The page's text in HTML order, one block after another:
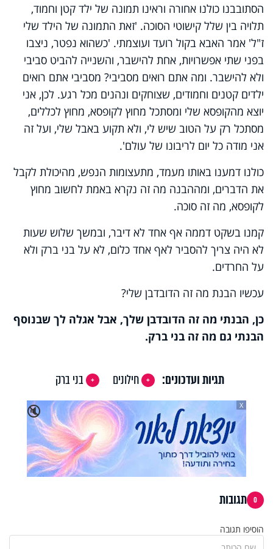
הסתובבנו כולנו אחורה וראינו תמונה של ילד קטן וחמוד,
תלויה בין שלל קישוטי הסוכה. 'זאת התמונה של הילד שלי
ז"ל' אמר האבא בקול רועד ועוצמתי. 'כשהוא נפטר, ניצבו
בפני שתי אפשרויות, אחת להישבר, והשנייה להביט סביבי
ולא להישבר. ומה אתם רואים מסביבי? מסביבי אתם רואים
ילדים קטנים וחמודים, שצוחקים ונהנים מכל רגע. לכן, אני
יוצא מהקופסא שלי ומסתכל מחוץ לקופסא, מחוץ לכללים,
מסתכל רק על הטוב שיש לי, ולא תקוע באבל שלי, ועל זה
אני מודה כל יום לריבונו של עולם'.
כולנו דמענו באותו מעמד, מתעצומות הנפש, מהיכולת לקבל
את הדברים, ומההבנה מה זה נקרא באמת לחשוב מחוץ
לקופסא, מה זה סוכה.
קמנו בשקט דממה אף אחד לא דיבר, ובמשך שלוש שעות
לא היה צריך להסביר לאף אחד כלום, לא על בני ברק ולא
על החרדים.
עכשיו הבנת מה זה הדובדבן שלי?
כן, הבנתי מה זה הדובדבן שלך, אבל אגלה לך שבנוסף
הבנתי גם מה זה בני ברק.
תגיות ועדכונים: חילונים
בני ברק
🔇
X
0 תגובות
הוסיפו תגובה